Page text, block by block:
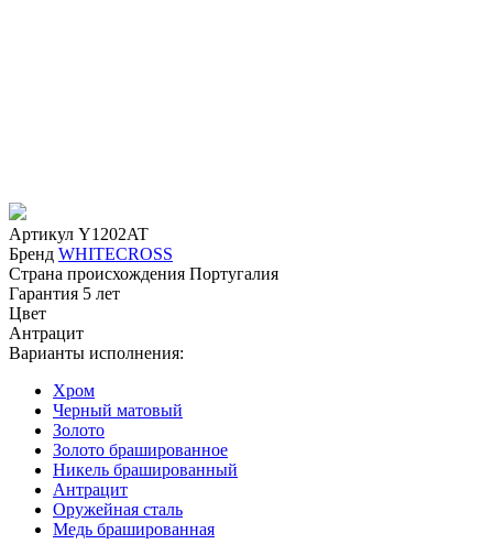
Артикул Y1202AT
Бренд WHITECROSS
Страна происхождения Португалия
Гарантия 5 лет
Цвет
Антрацит
Варианты исполнения:
Хром
Черный матовый
Золото
Золото брашированное
Никель брашированный
Антрацит
Оружейная сталь
Медь брашированная